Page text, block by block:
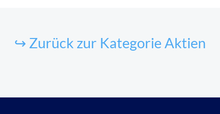
↪ Zurück zur Kategorie Aktien